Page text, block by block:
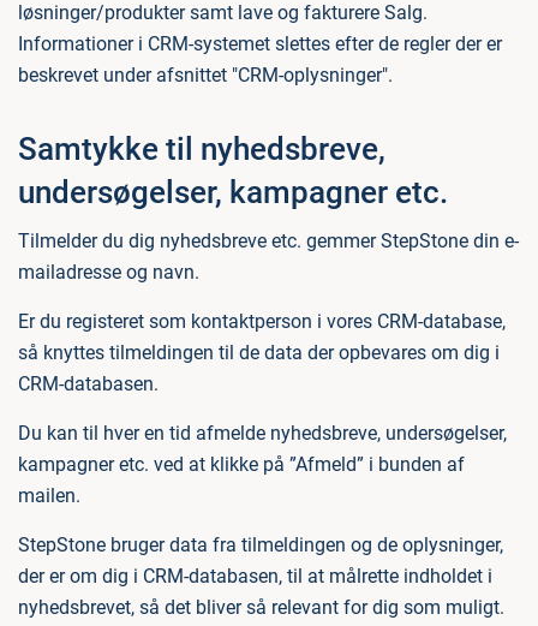
løsninger/produkter samt lave og fakturere Salg.
Informationer i CRM-systemet slettes efter de regler der er
beskrevet under afsnittet "CRM-oplysninger".
Samtykke til nyhedsbreve,
undersøgelser, kampagner etc.
Tilmelder du dig nyhedsbreve etc. gemmer StepStone din e-
mailadresse og navn.
Er du registeret som kontaktperson i vores CRM-database,
så knyttes tilmeldingen til de data der opbevares om dig i
CRM-databasen.
Du kan til hver en tid afmelde nyhedsbreve, undersøgelser,
kampagner etc. ved at klikke på ”Afmeld” i bunden af
mailen.
StepStone bruger data fra tilmeldingen og de oplysninger,
der er om dig i CRM-databasen, til at målrette indholdet i
nyhedsbrevet, så det bliver så relevant for dig som muligt.